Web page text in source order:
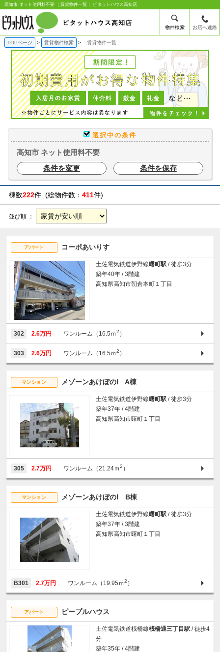
高知市 ネット使用料不要 ｜賃貸物件一覧｜ ピタットハウス高知店
物件検索 お店へ連絡
TOPページ 賃貸物件検索 賃貸物件一覧
選択中の条件
高知市 ネット使用料不要
条件を変更
条件を保存
棟数222件 (総物件数： 411件)
並び順 ：
アパート コーポあいりす
土佐電気鉄道伊野線曙町駅 / 徒歩3分
築年40年 / 3階建
高知県高知市朝倉本町１丁目
302 2.6万円 ワンルーム（16.5ｍ2 ）
303 2.6万円 ワンルーム（16.5ｍ2 ）
マンション メゾーンあけぼのⅠ A棟
土佐電気鉄道伊野線曙町駅 / 徒歩3分
築年37年 / 4階建
高知県高知市曙町１丁目
305 2.7万円 ワンルーム（21.24ｍ2 ）
マンション メゾーンあけぼのⅠ B棟
土佐電気鉄道伊野線曙町駅 / 徒歩3分
築年37年 / 3階建
高知県高知市曙町１丁目
B301 2.7万円 ワンルーム（19.95ｍ2 ）
アパート ピープルハウス
土佐電気鉄道桟橋線桟橋通三丁目駅 / 徒歩4
分
築年35年 / 4階建